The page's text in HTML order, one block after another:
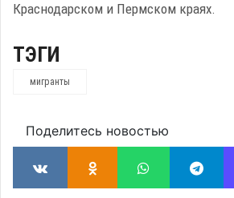
Краснодарском и Пермском краях.
ТЭГИ
мигранты
Поделитесь новостью